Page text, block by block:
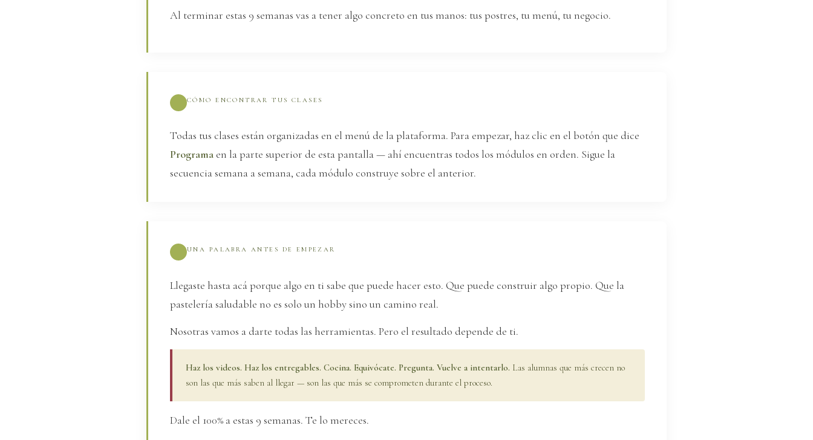
Al terminar estas 9 semanas vas a tener algo concreto en tus manos: tus postres, tu menú, tu negocio.
CÓMO ENCONTRAR TUS CLASES
Todas tus clases están organizadas en el menú de la plataforma. Para empezar, haz clic en el botón que dice
Programa en la parte superior de esta pantalla — ahí encuentras todos los módulos en orden. Sigue la
secuencia semana a semana, cada módulo construye sobre el anterior.
UNA PALABRA ANTES DE EMPEZAR
Llegaste hasta acá porque algo en ti sabe que puede hacer esto. Que puede construir algo propio. Que la
pastelería saludable no es solo un hobby sino un camino real.
Nosotras vamos a darte todas las herramientas. Pero el resultado depende de ti.
Haz los videos. Haz los entregables. Cocina. Equivócate. Pregunta. Vuelve a intentarlo. Las alumnas que más crecen no
son las que más saben al llegar — son las que más se comprometen durante el proceso.
Dale el 100% a estas 9 semanas. Te lo mereces.